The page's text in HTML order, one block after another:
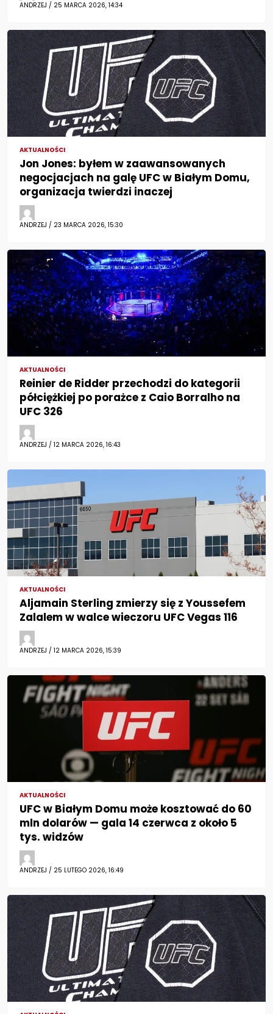
ANDRZEJ / 25 MARCA 2026, 14:34
AKTUALNOŚCI
Jon Jones: byłem w zaawansowanych
negocjacjach na galę UFC w Białym Domu,
organizacja twierdzi inaczej
ANDRZEJ / 23 MARCA 2026, 15:30
AKTUALNOŚCI
Reinier de Ridder przechodzi do kategorii
półciężkiej po porażce z Caio Borralho na
UFC 326
ANDRZEJ / 12 MARCA 2026, 16:43
AKTUALNOŚCI
Aljamain Sterling zmierzy się z Youssefem
Zalalem w walce wieczoru UFC Vegas 116
ANDRZEJ / 12 MARCA 2026, 15:39
AKTUALNOŚCI
UFC w Białym Domu może kosztować do 60
mln dolarów — gala 14 czerwca z około 5
tys. widzów
ANDRZEJ / 25 LUTEGO 2026, 16:49